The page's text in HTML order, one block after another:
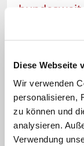
Diese Webseite
Wir verwenden
personalisieren,
zu können und
analysieren.
Verwendung
liturgischer
Seelsorge